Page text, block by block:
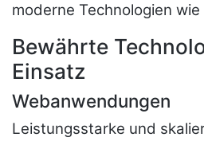
moderne Technologien wie
Bewährte
Einsatz
Webanwendungen
Leistungsstarke und